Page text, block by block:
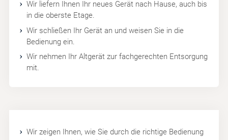
Wir liefern Ihnen Ihr neues Gerät nach Hause, auch bis
in die oberste Etage.
Wir schließen Ihr Gerät an und weisen Sie in die
Bedienung ein.
Wir nehmen Ihr Altgerät zur fachgerechten Entsorgung
mit.
Wir zeigen Ihnen, wie Sie durch die richtige Bedienung